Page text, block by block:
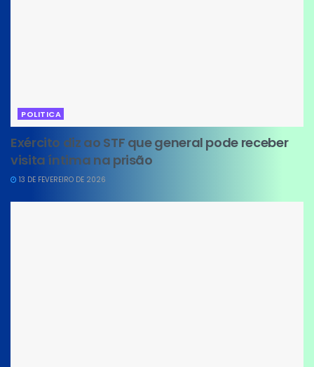
POLITICA
Exército diz ao STF que general pode receber
visita íntima na prisão
13 DE FEVEREIRO DE 2026